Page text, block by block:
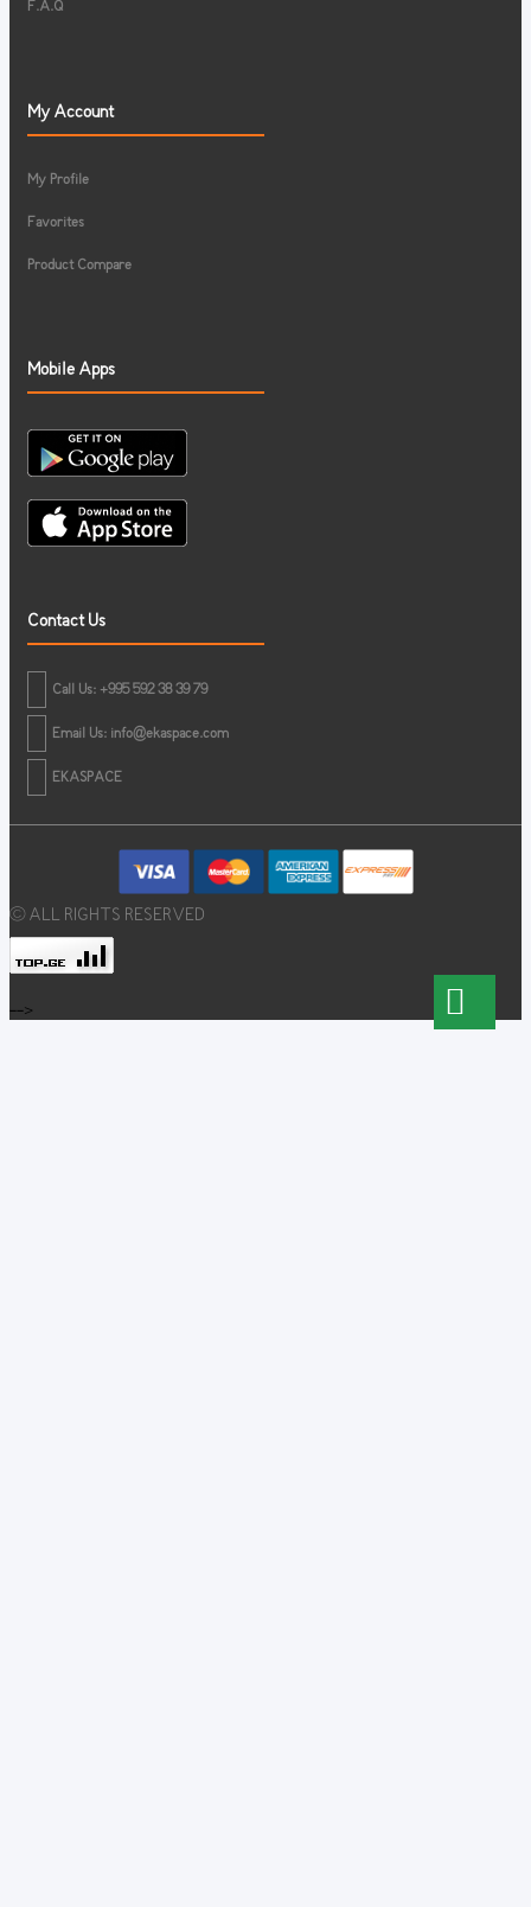
F.A.Q
My Account
My Profile
Favorites
Product Compare
Mobile Apps
Contact Us
Call Us: +995 592 38 39 79
Email Us: info@ekaspace.com
EKASPACE
© ALL RIGHTS RESERVED
-->